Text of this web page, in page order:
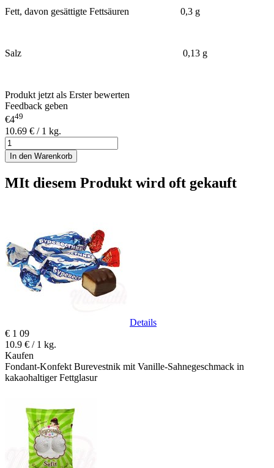
Fett, davon gesättigte Fettsäuren 0,3 g
Salz 0,13 g
Produkt jetzt als Erster bewerten
Feedback geben
€449
10.69 € / 1 kg.
In den Warenkorb
MIt diesem Produkt wird oft gekauft
Details
€ 1 09
10.9 € / 1 kg.
Kaufen
Fondant-Konfekt Burevestnik mit Vanille-Sahnegeschmack in
kakaohaltiger Fettglasur